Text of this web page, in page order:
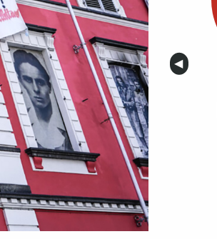
Anterior
◀︎